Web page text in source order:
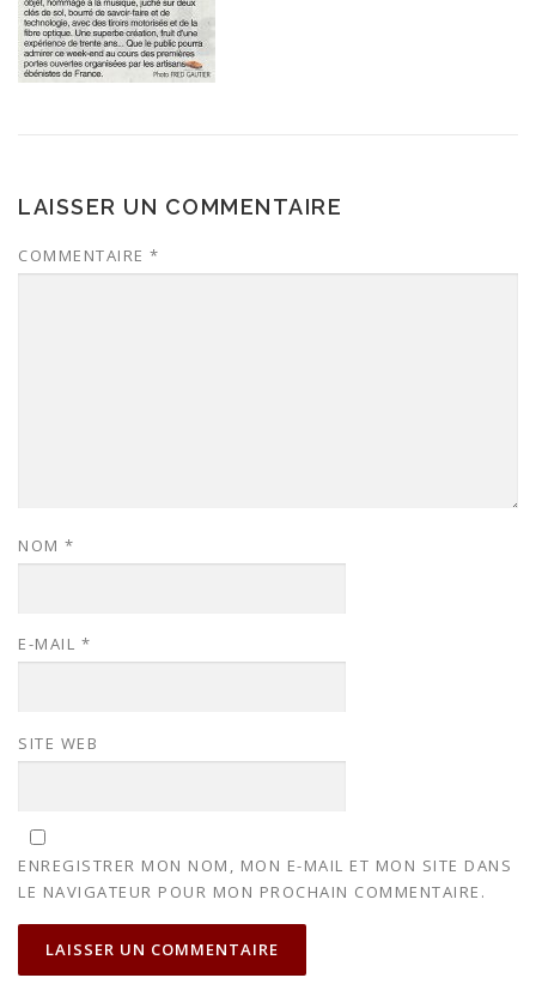
LAISSER UN COMMENTAIRE
COMMENTAIRE *
NOM *
E-MAIL *
SITE WEB
ENREGISTRER MON NOM, MON E-MAIL ET MON SITE DANS
LE NAVIGATEUR POUR MON PROCHAIN COMMENTAIRE.